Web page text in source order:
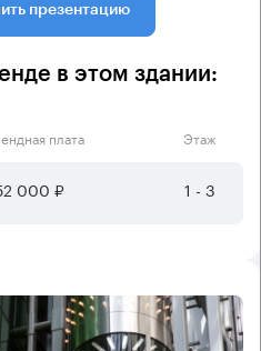
презентацию
в этом здании:
плата Этаж
000 ₽ 1 - 3